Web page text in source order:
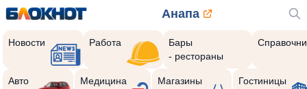
Анапа
Новости Работа
Бары
- рестораны
Авто Медицина Магазины Гостиницы